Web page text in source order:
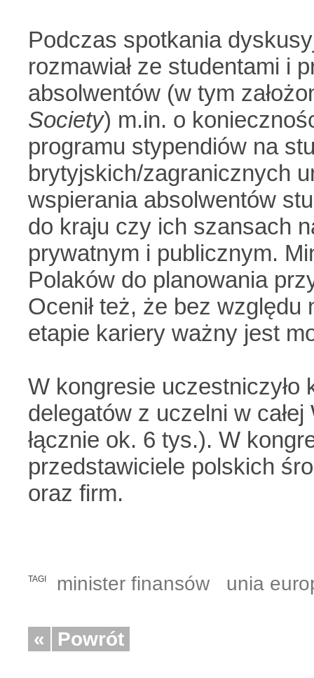
Podczas spotkania
rozmawiał ze studentami i
absolwentów (w tym
Society) m.in. o
programu stypendiów na
brytyjskich/zagranicznych
wspierania absolwentów
do kraju czy ich szansach
prywatnym i publicznym.
Polaków do planowania
Ocenił też, że bez
etapie kariery ważny jest
W kongresie
delegatów z uczelni w
łącznie ok. 6 tys.). W
przedstawiciele polskich
oraz firm.
TAGI minister finansów unia
« Powrót